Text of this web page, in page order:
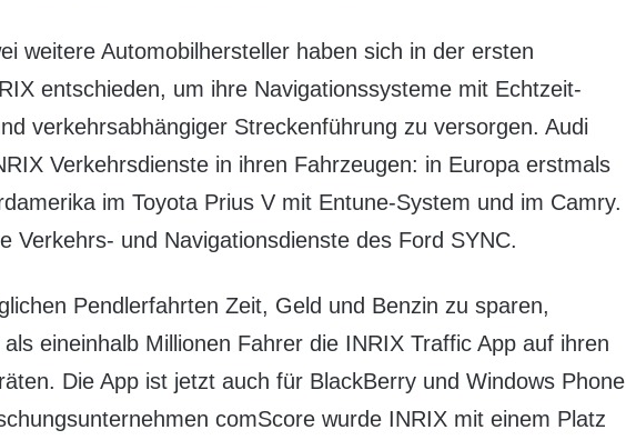
weitere Automobilhersteller haben sich in der ersten
entschieden, um ihre Navigationssysteme mit Echtzeit-
verkehrsabhängiger Streckenführung zu versorgen. Audi
Verkehrsdienste in ihren Fahrzeugen: in Europa erstmals
im Toyota Prius V mit Entune-System und im Camry.
Verkehrs- und Navigationsdienste des Ford SYNC.
Pendlerfahrten Zeit, Geld und Benzin zu sparen,
eineinhalb Millionen Fahrer die INRIX Traffic App auf ihren
Die App ist jetzt auch für BlackBerry und Windows Phone
comScore wurde INRIX mit einem Platz